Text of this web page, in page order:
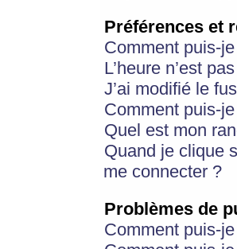
Préférences et
Comment puis-
L’heure n’est
J’ai modifié le
Comment puis-
Quel est mon
Quand je clique
me connecter ?
Problèmes de
Comment puis-